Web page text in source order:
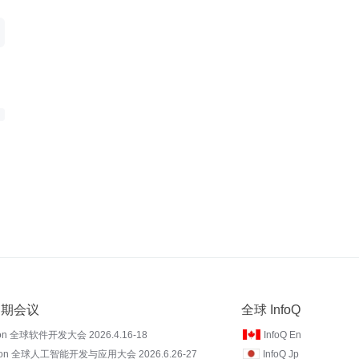
会议
全球软件开发大会 2026.4.16-18
全球人工智能开发与应用大会 2026.6.26-27
全球 InfoQ
InfoQ En
InfoQ Jp